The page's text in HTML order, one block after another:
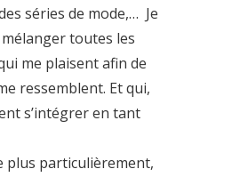
séries de mode,… Je
toutes les
me plaisent afin de
ressemblent. Et qui,
s’intégrer en tant
plus particulièrement,